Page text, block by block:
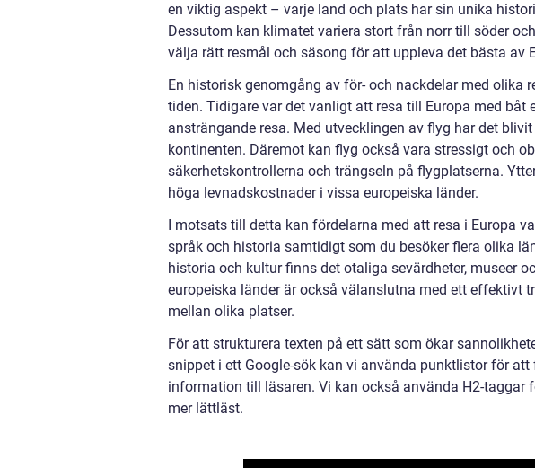
en viktig aspekt – varje land och plats har sin unika
Dessutom kan klimatet variera stort från norr till söder
välja rätt resmål och säsong för att uppleva det bästa av
En historisk genomgång av för- och nackdelar med olika
tiden. Tidigare var det vanligt att resa till Europa med båt
ansträngande resa. Med utvecklingen av flyg har det
kontinenten. Däremot kan flyg också vara stressigt och
säkerhetskontrollerna och trängseln på flygplatserna.
höga levnadskostnader i vissa europeiska länder.
I motsats till detta kan fördelarna med att resa i Europa
språk och historia samtidigt som du besöker flera olika
historia och kultur finns det otaliga sevärdheter, museer
europeiska länder är också välanslutna med ett effektivt
mellan olika platser.
För att strukturera texten på ett sätt som ökar
snippet i ett Google-sök kan vi använda punktlistor för
information till läsaren. Vi kan också använda H2-taggar
mer lättläst.